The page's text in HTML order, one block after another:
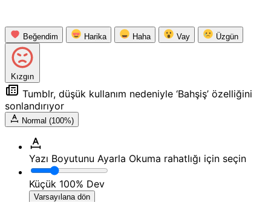
Beğendim Harika Haha Vay Üzgün
Kızgın
Tumblr, düşük kullanım nedeniyle ‘Bahşiş’ özelliğini
sonlandırıyor
Normal (100%)
Yazı Boyutunu Ayarla Okuma rahatlığı için seçin
Küçük 100% Dev
Varsayılana dön